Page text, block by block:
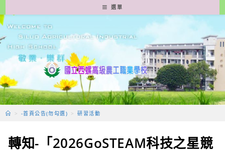
轉
至
要
容
選單
> -首頁公告(勿勾選) > 研習活動
轉知-「2026GoSTEAM科技之星競